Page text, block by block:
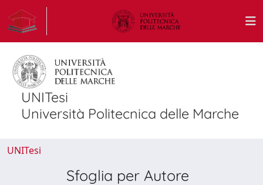
UNITesi
Università Politecnica delle Marche
UNITesi
Sfoglia per Autore